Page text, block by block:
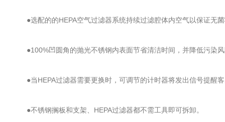
●选配的的HEPA空气过滤器系统持续过滤腔体内空气以保证无
●100%凹圆角的抛光不锈钢内表面节省清洁时间，并降低污染
●当HEPA过滤器需要更换时，可调节的计时器将发出信号提醒
●不锈钢搁板和支架、HEPA过滤器都不需工具即可拆卸。